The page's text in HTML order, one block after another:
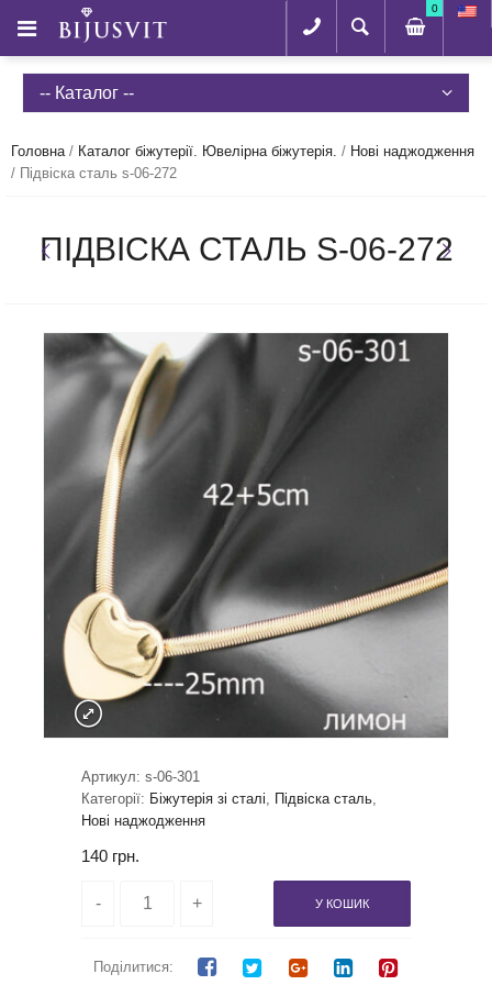
0
-- Каталог --
Головна/ Каталог біжутерії. Ювелірна біжутерія. / Нові наджодження
/ Підвіска сталь s-06-272
ПІДВІСКА СТАЛЬ S-06-272
Артикул: s-06-301
Категорії: Біжутерія зі сталі, Підвіска сталь,
Нові наджодження
140 грн.
У КОШИК
Поділитися: